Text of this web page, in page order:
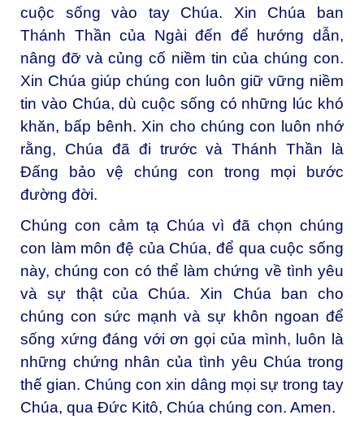
cuộc sống vào tay Chúa. Xin Chúa ban
Thánh Thần của Ngài đến để hướng dẫn,
nâng đỡ và củng cố niềm tin của chúng con.
Xin Chúa giúp chúng con luôn giữ vững niềm
tin vào Chúa, dù cuộc sống có những lúc khó
khăn, bấp bênh. Xin cho chúng con luôn nhớ
rằng, Chúa đã đi trước và Thánh Thần là
Đấng bảo vệ chúng con trong mọi bước
đường đời.
Chúng con cảm tạ Chúa vì đã chọn chúng
con làm môn đệ của Chúa, để qua cuộc sống
này, chúng con có thể làm chứng về tình yêu
và sự thật của Chúa. Xin Chúa ban cho
chúng con sức mạnh và sự khôn ngoan để
sống xứng đáng với ơn gọi của mình, luôn là
những chứng nhân của tình yêu Chúa trong
thế gian. Chúng con xin dâng mọi sự trong tay
Chúa, qua Đức Kitô, Chúa chúng con. Amen.